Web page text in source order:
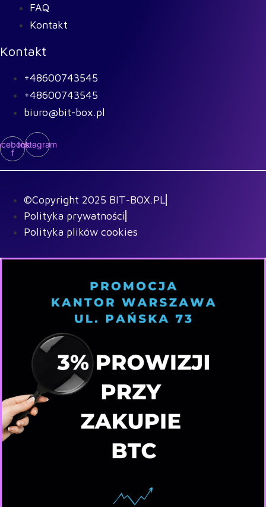
FAQ
Kontakt
Kontakt
+48600743545
+48600743545
biuro@bit-box.pl
f
Instagram
©Copyright 2025 BIT-BOX.PL
Polityka prywatności
Polityka plików cookies